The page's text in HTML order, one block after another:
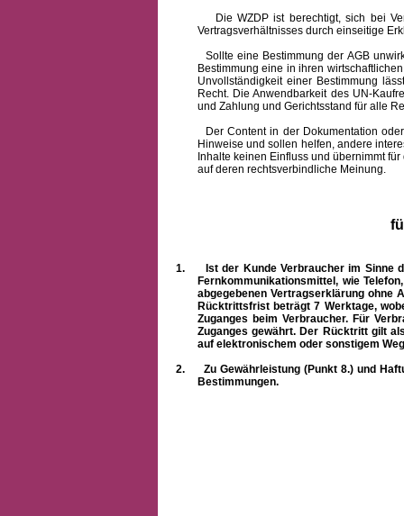
Die WZDP ist berechtigt, sich bei
Vertragsverhältnisses durch einseitige
Sollte eine Bestimmung der AGB
Bestimmung eine in ihren
Unvollständigkeit einer Bestimmung
Recht. Die Anwendbarkeit des UN-
und Zahlung und Gerichtsstand für alle
Der Content in der Dokumentation oder
Hinweise und sollen helfen, andere
Inhalte keinen Einfluss und übernimmt
auf deren rechtsverbindliche Meinung.
1.
Ist der Kunde Verbraucher im Sinne
Fernkommunikationsmittel, wie
abgegebenen Vertragserklärung ohne
Rücktrittsfrist beträgt 7 Werktage,
Zuganges beim Verbraucher. Für
Zuganges gewährt. Der Rücktritt gilt
auf elektronischem oder sonstigem
2.
Zu Gewährleistung (Punkt 8.) und
Bestimmungen.